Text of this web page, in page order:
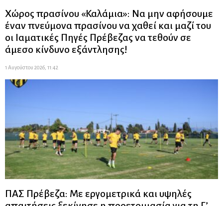
Χώρος πρασίνου «Καλάμια»: Να μην αφήσουμε
έναν πνεύμονα πρασίνου να χαθεί και μαζί του
οι Ιαματικές Πηγές Πρέβεζας να τεθούν σε
άμεσο κίνδυνο εξάντλησης!
1 Αυγούστου 2026, 11:42
ΠΑΣ Πρέβεζα: Με εργομετρικά και υψηλές